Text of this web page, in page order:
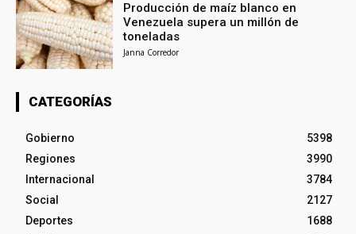
Producción de maíz blanco en
Venezuela supera un millón de
toneladas
Janna Corredor
CATEGORÍAS
Gobierno
5398
Regiones
3990
Internacional
3784
Social
2127
Deportes
1688